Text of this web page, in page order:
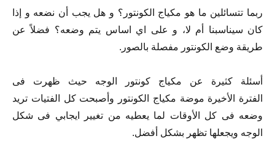
ربما تتسائلين ما هو مكياج الكونتور؟ و هل يجب أن نضعه و إذا
كان سيناسبنا أم لا، و على اي اساس يتم وضعه؟ فضلاً عن
طريقة وضع الكونتور مفصلة بالصور.
أسئلة كثيرة عن مكياج كونتور الوجه حيث ظهرت فى
الفترة الأخيرة موضة مكياج الكونتور وأصبحت كل الفتيات تريد
وضعه فى كل الأوقات لما يعطيه من تغيير ايجابي فى شكل
الوجه ويجعلها تظهر بشكل أفضل.